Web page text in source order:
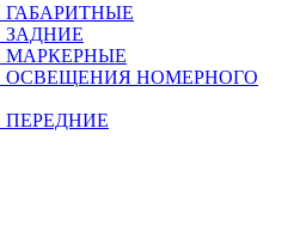
ОСВЕЩЕНИЯ НОМЕРНОГО